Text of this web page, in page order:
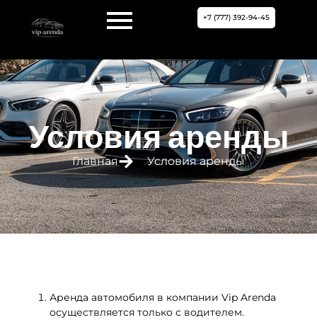
+7 (777) 392-94-45
Условия аренды
Главная Условия аренды
Аренда автомобиля в компании Vip Arenda
осуществляется только с водителем.